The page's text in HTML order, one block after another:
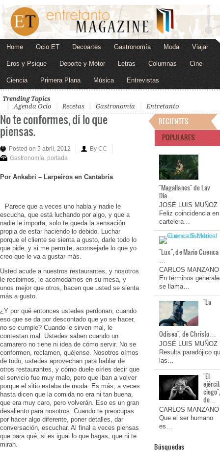
Home Ocio ET Decoartes Gastronomía Moda Viajar
Eros y Psique Deporte y Motor Letras Columnas Cine
Ciencia Primera Plana Música Entrevistas
Trending Topics
Agenda Ocio
Recetas Gastronomía Entretanto
No te conformes, di lo que
piensas.
Posted on 5 abril, 2012 By CC
Gastronomía portada
Por Ankabri – Larpeiros en Cantabria
Parece que a veces uno habla y nadie le
escucha, que está luchando por algo, y que a
nadie le importa, solo te queda la sensación
propia de estar haciendo lo debido. Luchar
porque el cliente se sienta a gusto, darle todo lo
que pide, y si me permite, aconsejarle lo que yo
creo que le va a gustar más.
Usted acude a nuestros restaurantes, y nosotros
le recibimos, le acomodamos en su mesa, y
unos mejor que otros, hacen que usted se sienta
más a gusto.
¿Y por qué entonces ustedes perdonan, cuando
eso que se da por descontado que yo se hacer,
no se cumple? Cuando le sirven mal, le
contestan mal. Ustedes saben cuando un
camarero no tiene ni idea de cómo servir. No se
conformen, reclamen, quéjense. Nosotros oímos
de todo, ustedes aprovechan para hablar de
otros restaurantes, y cómo duele oírles decir que
el servicio fue muy malo, pero que iban a volver
porque el sitio estaba de moda. Es más, a veces
hasta dicen que la comida no era ni tan buena,
que era muy caro, pero volverán. Eso es un gran
desaliento para nosotros. Cuando te preocupas
por hacer algo diferente, poner detalles, dar
conversación, escuchar. Al final a veces piensas
que para qué, si es igual lo que hagas, que ni te
miran.
RECIENTES
POPULARES
"Magallanes" de Lav
Dia…
JOSÉ LUIS MUÑOZ
Feliz coincidencia en
cartelera…
"Lux", de Mario Cuenca
…
CARLOS MANZANO
En términos
se llama…
"La
Odisea", de Christo…
JOSÉ LUIS MUÑOZ
Resulta paradójico
las…
"El
de…
CARLOS MANZANO
Que el ser humano
es…
Búsquedas